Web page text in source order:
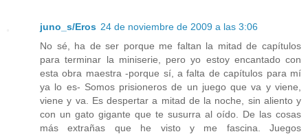
juno_s/Eros 24 de noviembre de 2009 a las 3:06
No sé, ha de ser porque me faltan la mitad de capítulos
para terminar la miniserie, pero yo estoy encantado con
esta obra maestra -porque sí, a falta de capítulos para mí
ya lo es- Somos prisioneros de un juego que va y viene,
viene y va. Es despertar a mitad de la noche, sin aliento y
con un gato gigante que te susurra al oído. De las cosas
más extrañas que he visto y me fascina. Juegos